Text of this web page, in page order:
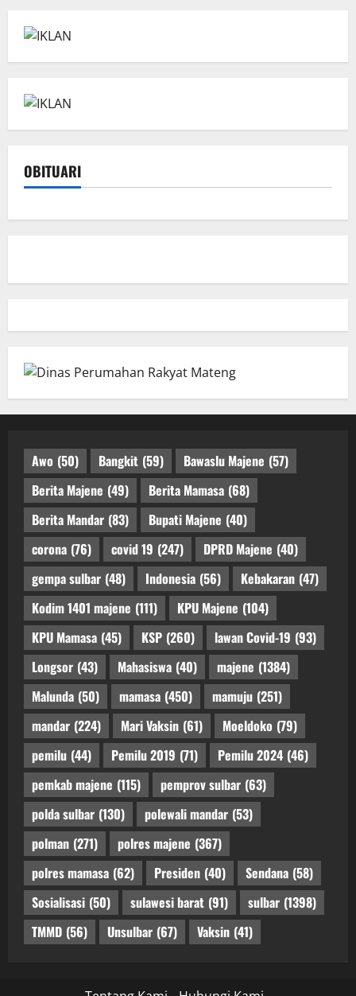
OBITUARI
Awo (50) Bangkit (59) Bawaslu Majene (57)
Berita Majene (49) Berita Mamasa (68)
Berita Mandar (83) Bupati Majene (40)
corona (76) covid 19 (247) DPRD Majene (40)
gempa sulbar (48) Indonesia (56) Kebakaran (47)
Kodim 1401 majene (111) KPU Majene (104)
KPU Mamasa (45) KSP (260) lawan Covid-19 (93)
Longsor (43) Mahasiswa (40) majene (1384)
Malunda (50) mamasa (450) mamuju (251)
mandar (224) Mari Vaksin (61) Moeldoko (79)
pemilu (44) Pemilu 2019 (71) Pemilu 2024 (46)
pemkab majene (115) pemprov sulbar (63)
polda sulbar (130) polewali mandar (53)
polman (271) polres majene (367)
polres mamasa (62) Presiden (40) Sendana (58)
Sosialisasi (50) sulawesi barat (91) sulbar (1398)
TMMD (56) Unsulbar (67) Vaksin (41)